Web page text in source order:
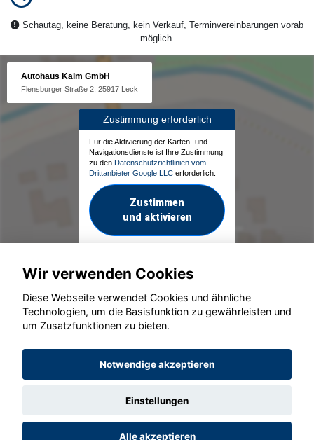
Schautag, keine Beratung, kein Verkauf, Terminvereinbarungen vorab
möglich.
Autohaus Kaim GmbH
Flensburger Straße 2, 25917 Leck
Zustimmung erforderlich
Für die Aktivierung der Karten- und
Navigationsdienste ist Ihre Zustimmung
zu den Datenschutzrichtlinien vom
Drittanbieter Google LLC erforderlich.
Zustimmen
und aktivieren
© konjunkturmotor.de GmbH 2020 - 2026
Wir verwenden Cookies
Diese Webseite verwendet Cookies und ähnliche
Technologien, um die Basisfunktion zu gewährleisten und
um Zusatzfunktionen zu bieten.
Notwendige akzeptieren
Einstellungen
Alle akzeptieren